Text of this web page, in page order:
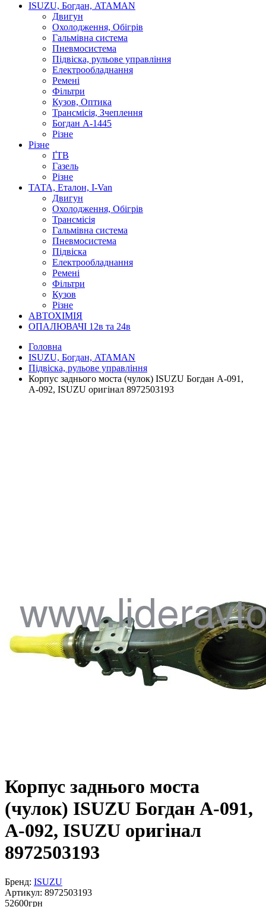
ISUZU, Богдан, ATAMAN
Двигун
Охолодження, Обігрів
Гальмівна система
Пневмосистема
Підвіска, рульове управління
Електрообладнання
Ремені
Фільтри
Кузов, Оптика
Трансмісія, Зчеплення
Богдан А-1445
Різне
Різне
ҐТВ
Газель
Різне
ТАТА, Еталон, I-Van
Двигун
Охолодження, Обігрів
Трансмісія
Гальмівна система
Пневмосистема
Підвіска
Електрообладнання
Ремені
Фільтри
Кузов
Різне
АВТОХІМІЯ
ОПАЛЮВАЧІ 12в та 24в
Головна
ISUZU, Богдан, ATAMAN
Підвіска, рульове управління
Корпус заднього моста (чулок) ISUZU Богдан А-091,
А-092, ISUZU оригінал 8972503193
Корпус заднього моста
(чулок) ISUZU Богдан А-091,
А-092, ISUZU оригінал
8972503193
Бренд: ISUZU
Артикул: 8972503193
52600грн